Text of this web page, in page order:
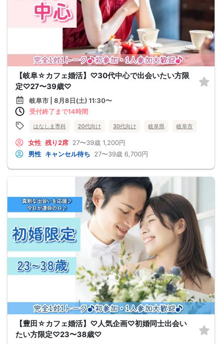
【岐阜☆カフェ婚活】♡30代中心で出会いたい方限
定♡27〜39歳♡
岐阜市 | 8月8日(土) 11:30〜
受付終了まで14時間
はなしま専科 20代向け 30代向け 岐阜県 岐阜市
女性 残り2席 27〜39歳 1,200円
男性 キャンセル待ち 27〜39歳 6,700円
【豊田☆カフェ婚活】♡人気企画♡初婚同士出会い
たい方限定♡23〜38歳♡